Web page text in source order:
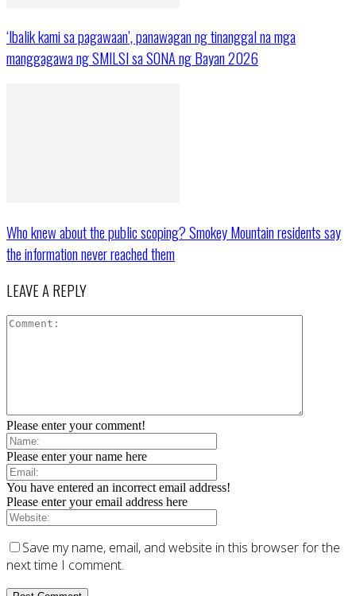
‘Ibalik kami sa pagawaan’, panawagan ng tinanggal na mga
manggagawa ng SMILSI sa SONA ng Bayan 2026
Who knew about the public scoping? Smokey Mountain residents say
the information never reached them
LEAVE A REPLY
Please enter your comment!
Please enter your name here
You have entered an incorrect email address!
Please enter your email address here
Save my name, email, and website in this browser for the
next time I comment.